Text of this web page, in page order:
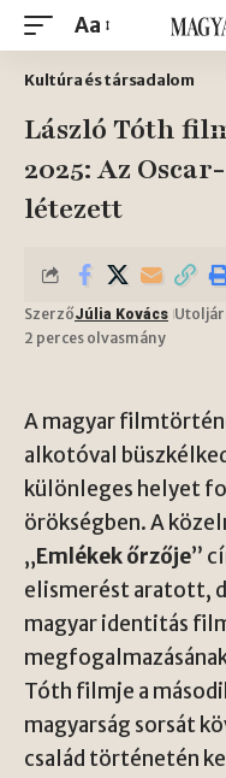
Aa
Kultúra és társadalom
László Tóth
2025: Az
létezett
SzerzőJúlia Kovács
2 perces olvasmány
A magyar
alkotóval
különleges helyet
örökségben. A
„Emlékek őrzője”
elismerést aratott,
magyar identitás
Tóth filmje a
magyarság sorsát
család történetén